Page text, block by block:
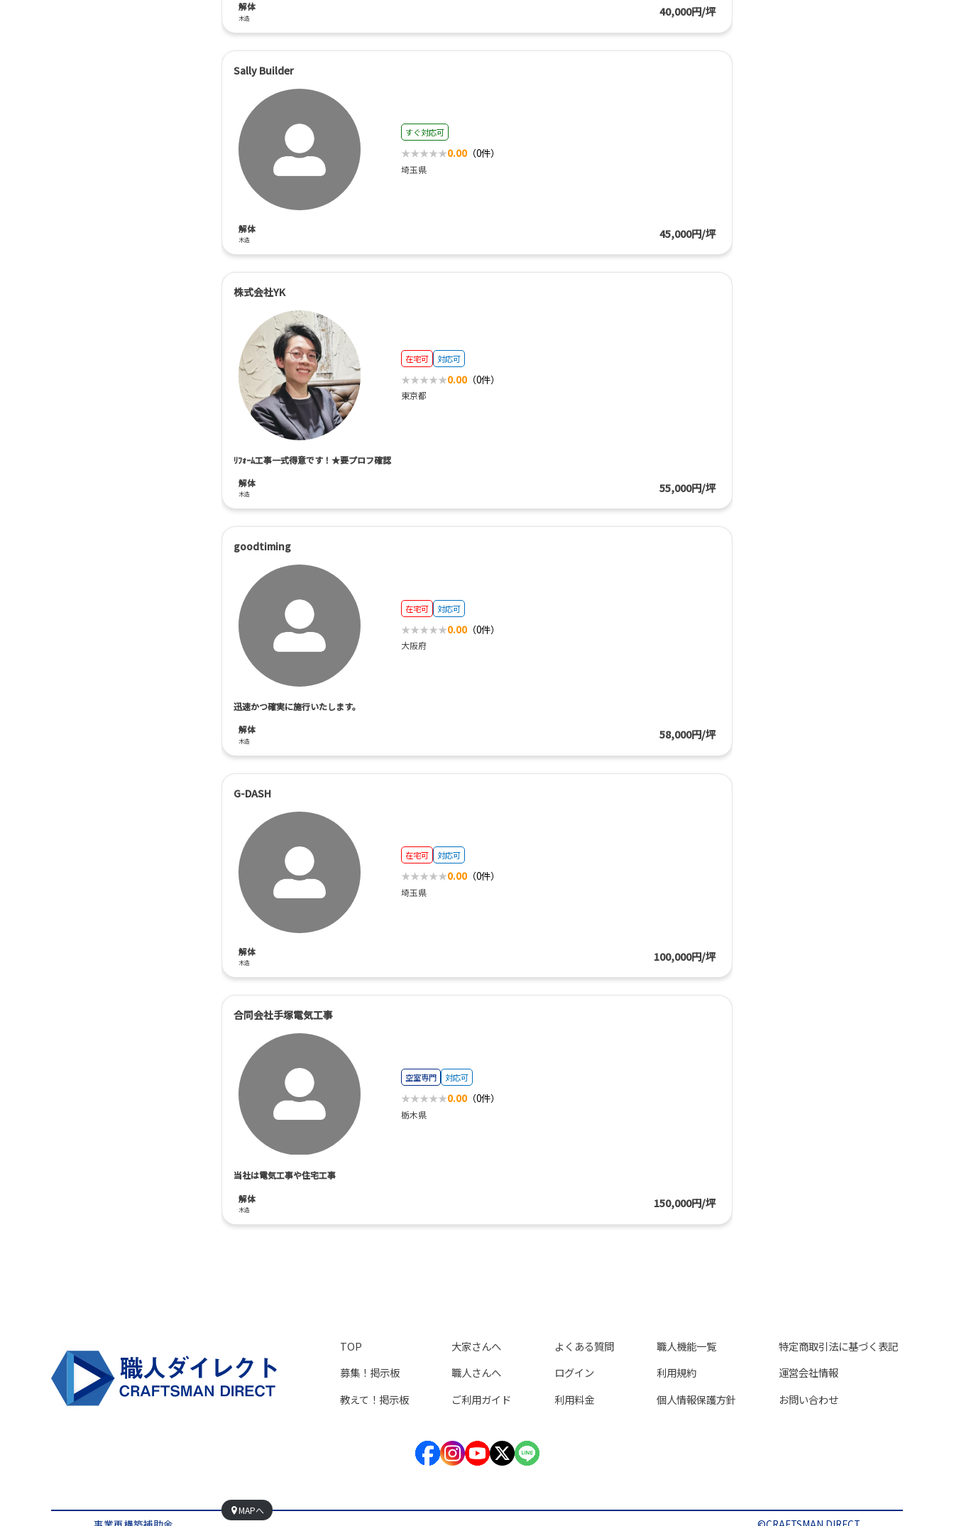
MAPへ
解体
木造 40,000円/坪
Sally Builder
すぐ対応可
0.00（0件）
埼玉県
解体
木造 45,000円/坪
株式会社YK
在宅可 対応可
0.00（0件）
東京都
ﾘﾌｫｰﾑ工事一式得意です！★要プロフ確認
解体
木造 55,000円/坪
goodtiming
在宅可 対応可
0.00（0件）
大阪府
迅速かつ確実に施行いたします。
解体
木造 58,000円/坪
G-DASH
在宅可 対応可
0.00（0件）
埼玉県
解体
木造 100,000円/坪
合同会社手塚電気工事
空室専門 対応可
0.00（0件）
栃木県
当社は電気工事や住宅工事
解体
木造 150,000円/坪
TOP
募集！掲示板
教えて！掲示板
大家さんへ
職人さんへ
ご利用ガイド
よくある質問
ログイン
利用料金
職人機能一覧
利用規約
個人情報保護方針
特定商取引法に基づく表記
運営会社情報
お問い合わせ